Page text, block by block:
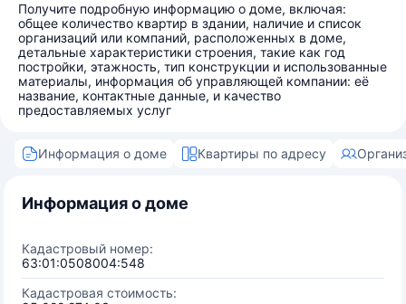
Получите подробную информацию о доме, включая:
общее количество квартир в здании, наличие и список
организаций или компаний, расположенных в доме,
детальные характеристики строения, такие как год
постройки, этажность, тип конструкции и использованные
материалы, информация об управляющей компании: её
название, контактные данные, и качество
предоставляемых услуг
Информация о доме Квартиры по адресу
Информация о доме
Кадастровый номер:
63:01:0508004:548
Кадастровая стоимость: